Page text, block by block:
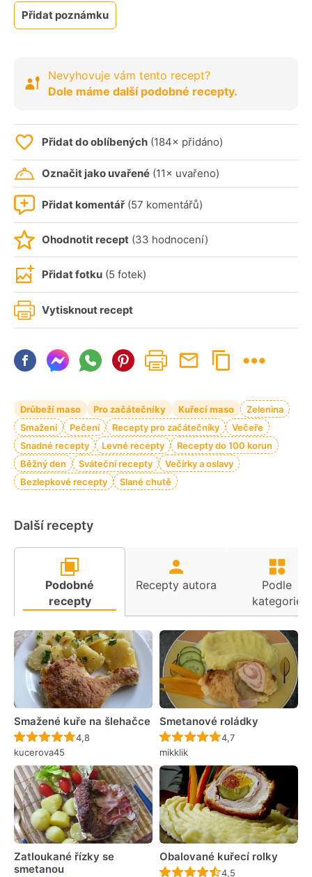
Přidat poznámku
Nevyhovuje vám tento recept?
Dole máme další podobné recepty.
Přidat do oblíbených (184× přidáno)
Označit jako uvařené (11× uvařeno)
Přidat komentář (57 komentářů)
Ohodnotit recept (33 hodnocení)
Přidat fotku (5 fotek)
Vytisknout recept
Drůbeží maso Pro začátečníky Kuřecí maso
Zelenina
Smažení
Pečení Recepty pro začátečníky
Večeře
Snadné recepty
Levné recepty
Recepty do 100 korun
Běžný den
Sváteční recepty
Večírky a oslavy
Bezlepkové recepty
Slané chutě
Další recepty
Podobné
recepty
Recepty autora
Podle
kategorie
Smažené kuře na šlehačce
Recept ještě nebyl hodnocen
4,8
kucerova45
Smetanové roládky
Recept ještě nebyl
4,7
mikklik
Zatloukané řízky se
smetanou
Obalované kuřecí rolky
Recept ještě nebyl
4,5